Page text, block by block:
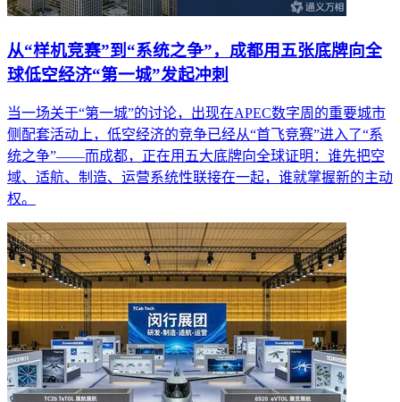
从“样机竞赛”到“系统之争”，成都用五张底牌向全
球低空经济“第一城”发起冲刺
当一场关于“第一城”的讨论，出现在APEC数字周的重要城市
侧配套活动上，低空经济的竞争已经从“首飞竞赛”进入了“系
统之争”——而成都，正在用五大底牌向全球证明：谁先把空
域、适航、制造、运营系统性联接在一起，谁就掌握新的主动
权。